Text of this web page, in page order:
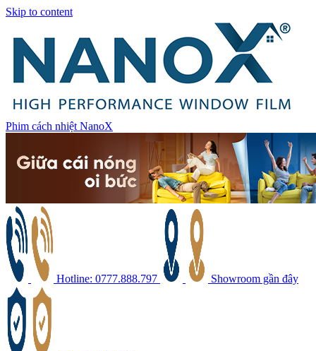
Skip to content
Phim cách nhiệt NanoX
Hotline: 0777.888.797 Showroom gần đây